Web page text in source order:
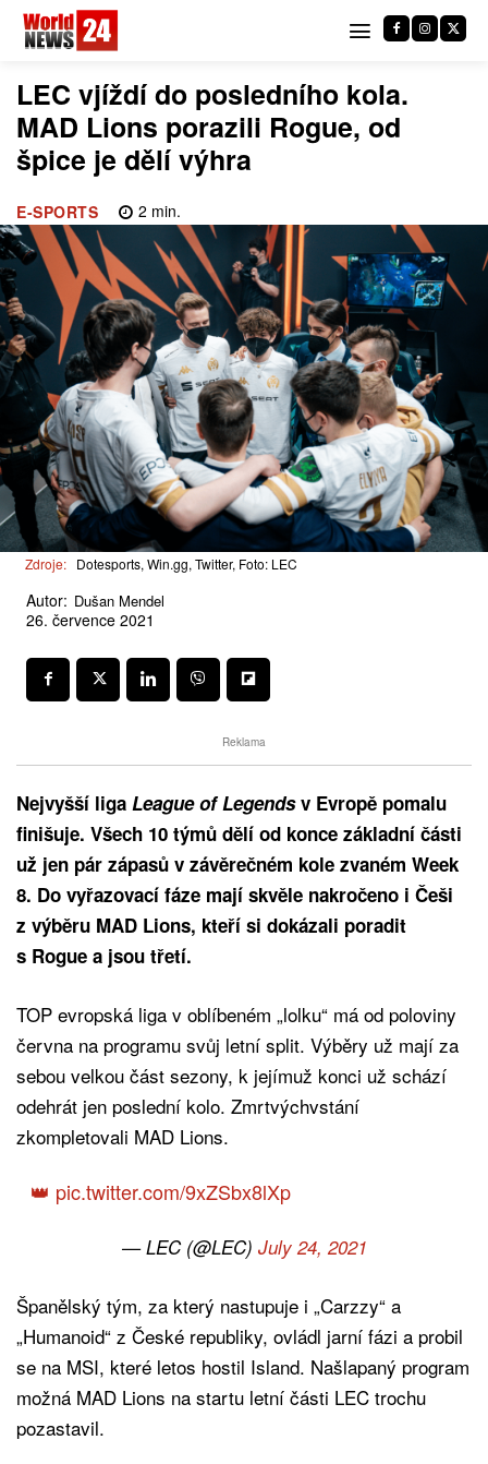
LEC vjíždí do posledního kola.
MAD Lions porazili Rogue, od
špice je dělí výhra
E-SPORTS 2 min.
Zdroje: Dotesports, Win.gg, Twitter, Foto: LEC
Autor: Dušan Mendel
26. července 2021
Reklama
Nejvyšší liga League of Legendsv Evropě pomalu
finišuje. Všech 10 týmů dělí od konce základní části
už jen pár zápasů v závěrečném kole zvaném Week
8. Do vyřazovací fáze mají skvěle nakročeno i Češi
z výběru MAD Lions, kteří si dokázali poradit
s Rogue a jsou třetí.
TOP evropská liga v oblíbeném „lolku“ má od poloviny
června na programu svůj letní split. Výběry už mají za
sebou velkou část sezony, k jejímuž konci už schází
odehrát jen poslední kolo. Zmrtvýchvstání
zkompletovali MAD Lions.
👑 pic.twitter.com/9xZSbx8lXp
— LEC (@LEC) July 24, 2021
Španělský tým, za který nastupuje i „Carzzy“ a
„Humanoid“ z České republiky, ovládl jarní fázi a probil
se na MSI, které letos hostil Island. Našlapaný program
možná MAD Lions na startu letní části LEC trochu
pozastavil.